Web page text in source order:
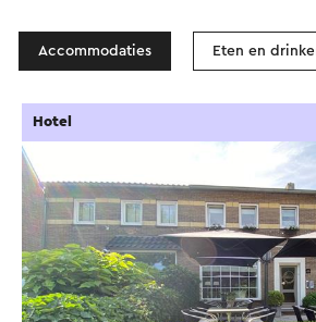
Accommodaties Eten en
Hotel